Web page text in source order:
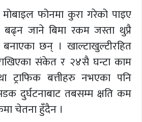
फोनमा कुरा गरेको पाइए
बढ्न जाने बिमा रकम जस्ता थुप्रै
छन् । खाल्टाखुल्टीरहित
संकेत र २४सै घन्टा काम
ट्राफिक बत्तीहरु नभएका पनि
दुर्घटनाबाट तबसम्म क्षति कम
चेतना हुँदैन ।